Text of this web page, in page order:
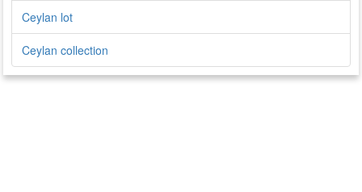
Ceylan lot
Ceylan collection